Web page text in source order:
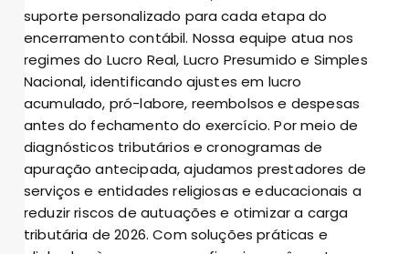
suporte personalizado para cada etapa do
encerramento contábil. Nossa equipe atua nos
regimes do Lucro Real, Lucro Presumido e Simples
Nacional, identificando ajustes em lucro
acumulado, pró-labore, reembolsos e despesas
antes do fechamento do exercício. Por meio de
diagnósticos tributários e cronogramas de
apuração antecipada, ajudamos prestadores de
serviços e entidades religiosas e educacionais a
reduzir riscos de autuações e otimizar a carga
tributária de 2026. Com soluções práticas e